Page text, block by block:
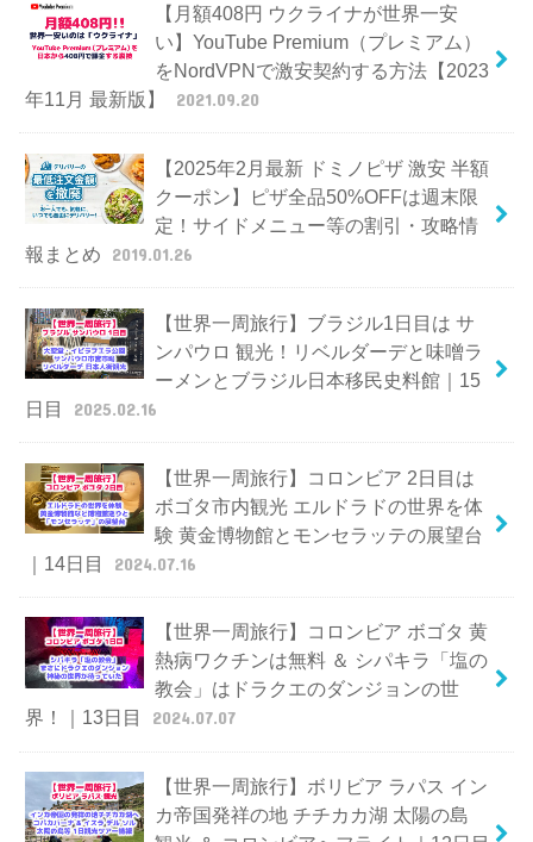
【月額408円 ウクライナが世界一安
い】YouTube Premium（プレミアム）
をNordVPNで激安契約する方法【2023
年11月 最新版】
2021.09.20
【2025年2月最新 ドミノピザ 激安 半額
クーポン】ピザ全品50%OFFは週末限
定！サイドメニュー等の割引・攻略情
報まとめ
2019.01.26
【世界一周旅行】ブラジル1日目は サ
ンパウロ 観光！リベルダーデと味噌ラ
ーメンとブラジル日本移民史料館｜15
日目
2025.02.16
【世界一周旅行】コロンビア 2日目は
ボゴタ市内観光 エルドラドの世界を体
験 黄金博物館とモンセラッテの展望台
｜14日目
2024.07.16
【世界一周旅行】コロンビア ボゴタ 黄
熱病ワクチンは無料 ＆ シパキラ「塩の
教会」はドラクエのダンジョンの世
界！｜13日目
2024.07.07
【世界一周旅行】ボリビア ラパス イン
カ帝国発祥の地 チチカカ湖 太陽の島